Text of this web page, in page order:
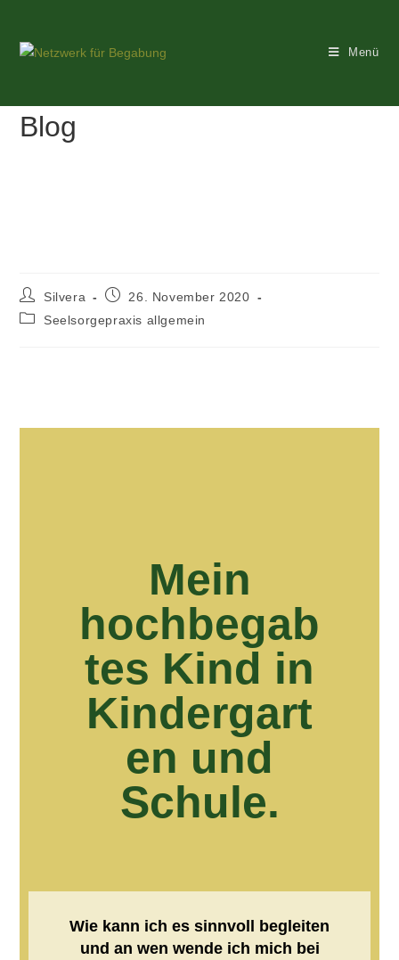
Menü
Blog
Silvera
26. November 2020
Seelsorgepraxis allgemein
Mein
hochbegab
tes Kind in
Kindergart
en und
Schule.
Wie kann ich es sinnvoll begleiten
und an wen wende ich mich bei